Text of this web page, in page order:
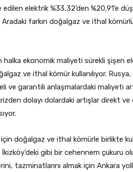
elektrik %33,32’den %20,91’e
Aradaki farkın doğalgaz ve ithal
halka ekonomik maliyeti sürekli şişen
ve ithal kömür kullanılıyor.
ve garantili anlaşmalardaki maliyeti
dolayı dolardaki artışlar direkt ve
doğalgaz ve ithal kömürle birlikte
İkizköy’deki gibi bir cehennem çukuru
tazminatlarını almak için Ankara